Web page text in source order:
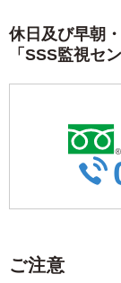
休日及び早朝
「SSS監視セ
ご注意